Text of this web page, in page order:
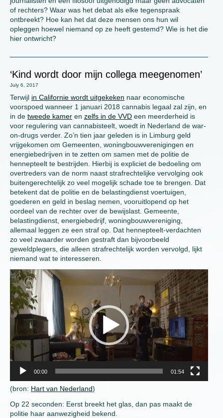
of rechters? Waar was het debat als elke tegenspraak
ontbreekt? Hoe kan het dat deze mensen ons hun wil
opleggen hoewel niemand op ze heeft gestemd? Wie is het die
hier ontwricht?
‘Kind wordt door mijn collega meegenomen’
July 6, 2017
Terwijl in Californie wordt uitgekeken naar economische
voorspoed wanneer 1 januari 2018 cannabis legaal zal zijn, en
in de tweede kamer en zelfs in de VVD een meerderheid is
voor regulering van cannabisteelt, woedt in Nederland de war-
on-drugs verder. Zo’n tien jaar geleden is in Limburg geld
vrijgekomen om Gemeenten, woningbouwverenigingen en
energiebedrijven in te zetten om samen met de politie de
hennepteelt te bestrijden. Hierbij is expliciet de bedoeling om
overtreders van de norm naast strafrechtelijke vervolging ook
buitengerechtelijk zo veel mogelijk schade toe te brengen. Dat
betekent dat de politie en de belastingdienst voertuigen,
goederen en geld in beslag nemen, vooruitlopend op het
oordeel van de rechter over de bewijslast. Gemeente,
belastingdienst, energiebedrijf, woningbouwvereniging,
allemaal leggen ze een straf op. Dat hennepteelt-verdachten
zo veel zwaarder worden gestraft dan bijvoorbeeld
geweldplegers, die alleen strafrechtelijk worden vervolgd, lijkt
niemand wat te interesseren.
Video
Player
00:00 01:54
(bron: Hart van Nederland)
Op 22 seconden: Eerst breekt het glas, dan pas maakt de
politie haar aanwezigheid bekend.